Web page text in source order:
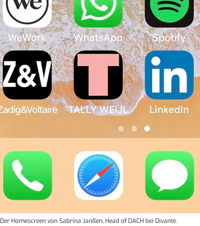
Der Homescreen von Sabrina Janßen, Head of DACH bei Divante.